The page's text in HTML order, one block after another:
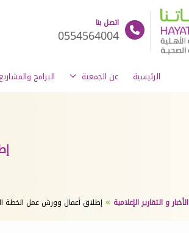
اتصل بنا
0554564004
الرئيسية عن الجمعية البرامج
الأخبار و التقارير الإعلامية إطلاق أعمال وورش عمل الخطة